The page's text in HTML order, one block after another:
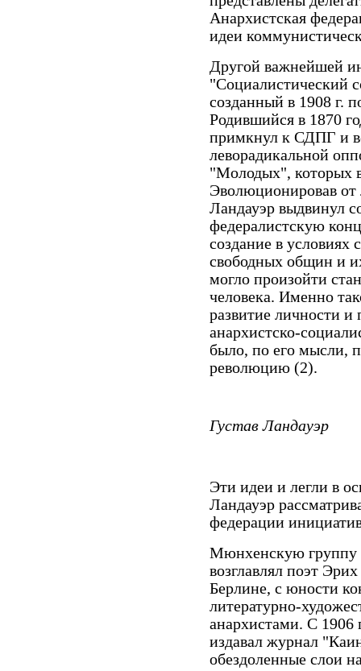
Анархистская
идеи
Другой важнейшей
"Социалистический
созданный в 1908 г.
Родившийся в 1870
примкнул к СДПГ и
леворадикальной
"Молодых", которых
Эволюционировав от
Ландауэр выдвинул
федералистскую
создание в
свободных общин и
могло произойти
человека. Именно
развитие личности и
анархистско-
было, по его мысли,
революцию (2).
Густав Ландауэр
Эти идеи и легли в
Ландауэр
федерации
Мюнхенскую группу
возглавлял поэт
Берлине, с юности
литературно-
анархистами. С
издавал журнал
обездоленные слои